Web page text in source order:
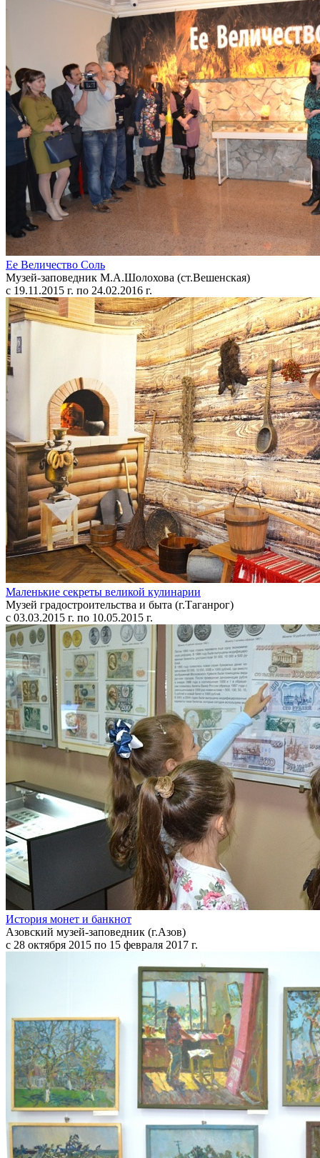
Ее Величество Соль
Музей-заповедник М.А.Шолохова (ст.Вешенская)
с 19.11.2015 г. по 24.02.2016 г.
Маленькие секреты великой кулинарии
Музей градостроительства и быта (г.Таганрог)
с 03.03.2015 г. по 10.05.2015 г.
История монет и банкнот
Азовский музей-заповедник (г.Азов)
с 28 октября 2015 по 15 февраля 2017 г.